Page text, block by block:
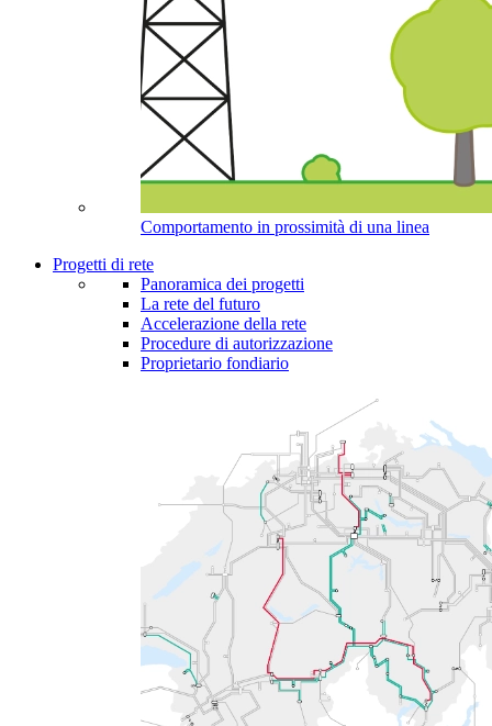
Comportamento in prossimità di una linea
Progetti di rete
Panoramica dei progetti
La rete del futuro
Accelerazione della rete
Procedure di autorizzazione
Proprietario fondiario